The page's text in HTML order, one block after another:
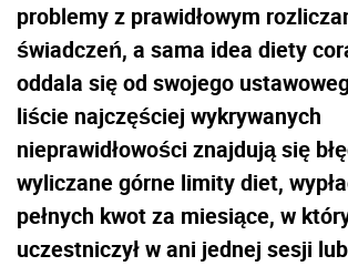
problemy z prawidłowym
świadczeń, a sama idea diety
oddala się od swojego
liście najczęściej wykrywanych
nieprawidłowości znajdują się
wyliczane górne limity diet,
pełnych kwot za miesiące, w
uczestniczył w ani jednej sesji